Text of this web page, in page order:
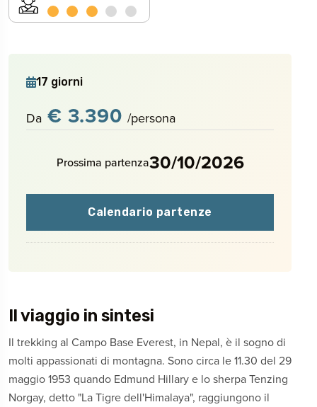
Il viaggio in sintesi
Il trekking al Campo Base Everest, in Nepal, è il sogno di
molti appassionati di montagna. Sono circa le 11.30 del 29
maggio 1953 quando Edmund Hillary e lo sherpa Tenzing
Norgay, detto "La Tigre dell'Himalaya", raggiungono il
17 giorni
Da € 3.390 /persona
Prossima partenza30/10/2026
Calendario partenze